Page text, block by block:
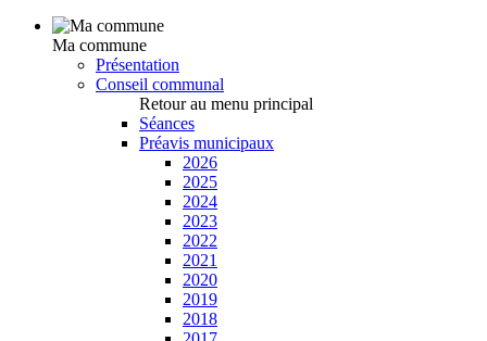
Ma commune
Présentation
Conseil communal
Retour au menu principal
Séances
Préavis municipaux
2026
2025
2024
2023
2022
2021
2020
2019
2018